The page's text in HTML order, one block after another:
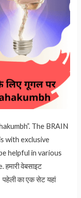
The BRAIN
with exclusive
helpful in various
वेबसाइट
का एक सेट यहां